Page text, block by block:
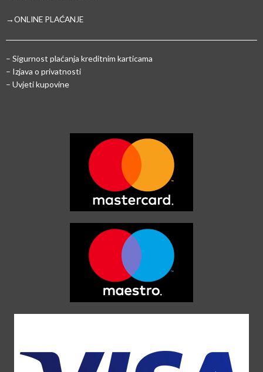
→ONLINE PLAĆANJE
– Sigurnost plaćanja kreditnim karticama
– Izjava o privatnosti
– Uvjeti kupovine